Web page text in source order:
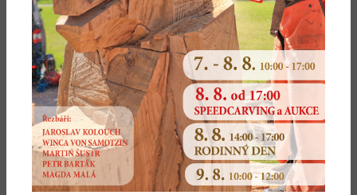
Vodovod, Kanalizace
Energetika
Veřejně prospěšné stavby
Textová část- regulativy
Výkres záboru ZPF a PUPFL